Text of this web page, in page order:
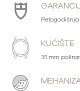
KUĆIŠTE
31 mm